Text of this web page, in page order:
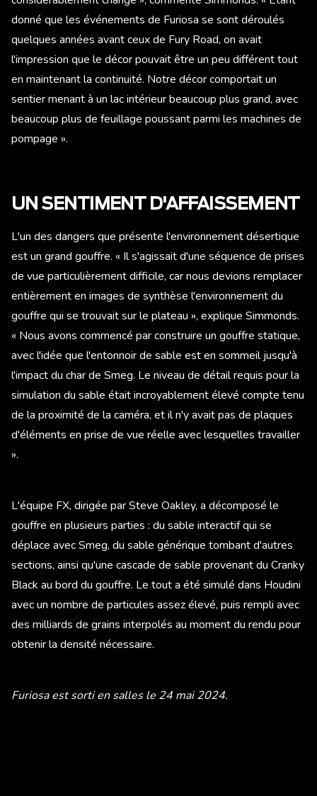
donné que les événements de Furiosa se sont déroulés
quelques années avant ceux de Fury Road, on avait
l'impression que le décor pouvait être un peu différent tout
en maintenant la continuité. Notre décor comportait un
sentier menant à un lac intérieur beaucoup plus grand, avec
beaucoup plus de feuillage poussant parmi les machines de
pompage ».
UN SENTIMENT D'AFFAISSEMENT
L'un des dangers que présente l'environnement désertique
est un grand gouffre. « Il s'agissait d'une séquence de prises
de vue particulièrement difficile, car nous devions remplacer
entièrement en images de synthèse l'environnement du
gouffre qui se trouvait sur le plateau », explique Simmonds.
« Nous avons commencé par construire un gouffre statique,
avec l'idée que l'entonnoir de sable est en sommeil jusqu'à
l'impact du char de Smeg. Le niveau de détail requis pour la
simulation du sable était incroyablement élevé compte tenu
de la proximité de la caméra, et il n'y avait pas de plaques
d'éléments en prise de vue réelle avec lesquelles travailler
».
L'équipe FX, dirigée par Steve Oakley, a décomposé le
gouffre en plusieurs parties : du sable interactif qui se
déplace avec Smeg, du sable générique tombant d'autres
sections, ainsi qu'une cascade de sable provenant du Cranky
Black au bord du gouffre. Le tout a été simulé dans Houdini
avec un nombre de particules assez élevé, puis rempli avec
des milliards de grains interpolés au moment du rendu pour
obtenir la densité nécessaire.
Furiosa est sorti en salles le 24 mai 2024.